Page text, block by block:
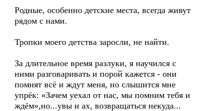
Родные, особенно детские места, всегда живут
рядом с нами.
Тропки моего детства заросли, не найти.
За длительное время разлуки, я научился с
ними разговаривать и порой кажется - они
помнят всё и ждут меня, но слышится мне
упрёк: «Зачем уехал от нас, мы помним тебя и
ждём»,но...увы и ах, возвращаться некуда...